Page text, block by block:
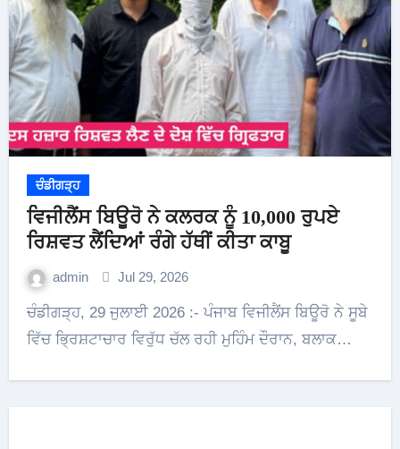
ਚੰਡੀਗੜ੍ਹ
ਵਿਜੀਲੈਂਸ ਬਿਊਰੋ ਨੇ ਕਲਰਕ ਨੂੰ 10,000 ਰੁਪਏ
ਰਿਸ਼ਵਤ ਲੈਂਦਿਆਂ ਰੰਗੇ ਹੱਥੀਂ ਕੀਤਾ ਕਾਬੂ
admin Jul 29, 2026
ਚੰਡੀਗੜ੍ਹ, 29 ਜੁਲਾਈ 2026 :- ਪੰਜਾਬ ਵਿਜੀਲੈਂਸ ਬਿਊਰੋ ਨੇ ਸੂਬੇ
ਵਿੱਚ ਭ੍ਰਿਸ਼ਟਾਚਾਰ ਵਿਰੁੱਧ ਚੱਲ ਰਹੀ ਮੁਹਿੰਮ ਦੌਰਾਨ, ਬਲਾਕ…